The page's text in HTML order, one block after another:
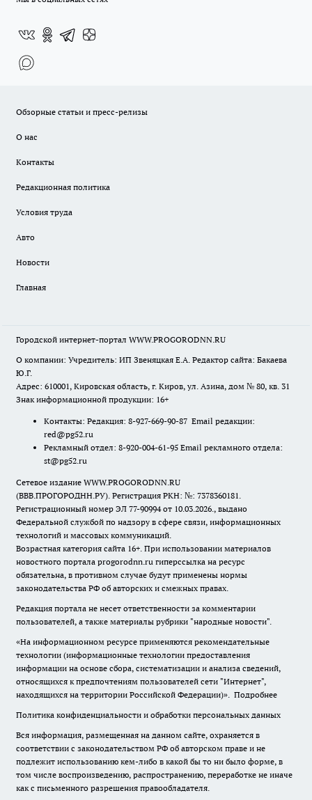
Обзорные статьи и пресс-релизы
О нас
Контакты
Редакционная политика
Условия труда
Авто
Новости
Главная
Городской интернет-портал WWW.PROGORODNN.RU
О компании: Учредитель: ИП Звеняцкая Е.А. Редактор сайта: Бакаева
Ю.Г.
Адрес: 610001, Кировская область, г. Киров, ул. Азина, дом № 80, кв. 31
Знак информационной продукции: 16+
Контакты: Редакция: 8-927-669-90-87 Email редакции:
red@pg52.ru
Рекламный отдел: 8-920-004-61-95 Email рекламного отдела:
st@pg52.ru
Сетевое издание WWW.PROGORODNN.RU
(ВВВ.ПРОГОРОДНН.РУ). Регистрация РКН: №: 7378360181.
Регистрационный номер ЭЛ 77-90994 от 10.03.2026., выдано
Федеральной службой по надзору в сфере связи, информационных
технологий и массовых коммуникаций.
Возрастная категория сайта 16+. При использовании материалов
новостного портала progorodnn.ru гиперссылка на ресурс
обязательна, в противном случае будут применены нормы
законодательства РФ об авторских и смежных правах.
Редакция портала не несет ответственности за комментарии
пользователей, а также материалы рубрики "народные новости".
«На информационном ресурсе применяются рекомендательные
технологии (информационные технологии предоставления
информации на основе сбора, систематизации и анализа сведений,
относящихся к предпочтениям пользователей сети "Интернет",
находящихся на территории Российской Федерации)». Подробнее
Политика конфиденциальности и обработки персональных данных
Вся информация, размещенная на данном сайте, охраняется в
соответствии с законодательством РФ об авторском праве и не
подлежит использованию кем-либо в какой бы то ни было форме, в
том числе воспроизведению, распространению, переработке не иначе
как с письменного разрешения правообладателя.